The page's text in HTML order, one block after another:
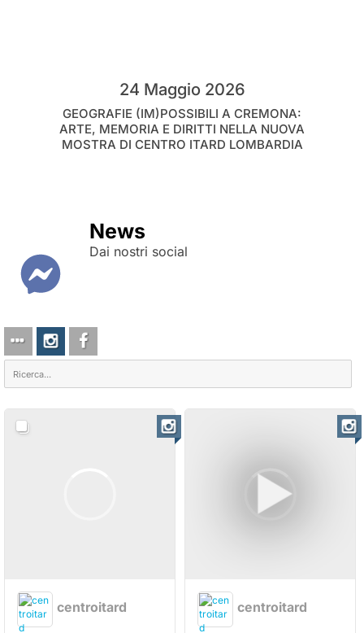
24 Maggio 2026
GEOGRAFIE (IM)POSSIBILI A CREMONA:
ARTE, MEMORIA E DIRITTI NELLA NUOVA
MOSTRA DI CENTRO ITARD LOMBARDIA
News
Dai nostri social
centroitard centroitard